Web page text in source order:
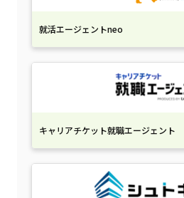
就活エージェントneo
キャリアチケット就職エージェント